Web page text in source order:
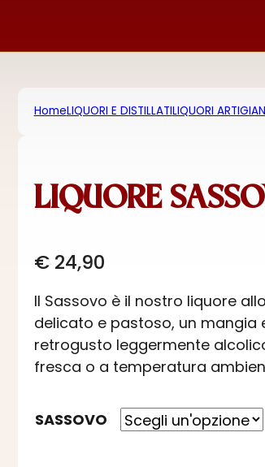
HomeLIQUORI E DISTILLATILIQUORI
LIQUORE
€24,90
Il Sassovo è il nostro liquore
delicato e pastoso, un mangia
retrogusto leggermente
fresca o a temperatura
SASSOVO